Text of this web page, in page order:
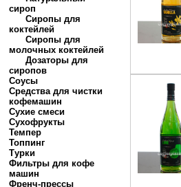
сироп
Сиропы для
коктейлей
Сиропы для
молочных коктейлей
Дозаторы для
сиропов
Соусы
Средства для чистки
кофемашин
Сухие смеси
Сухофрукты
Темпер
Топпинг
Турки
Фильтры для кофе
машин
Френч-прессы